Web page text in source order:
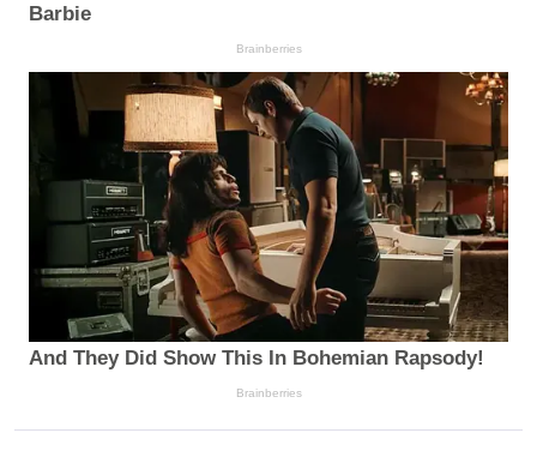
Barbie
Brainberries
And They Did Show This In Bohemian Rapsody!
Brainberries